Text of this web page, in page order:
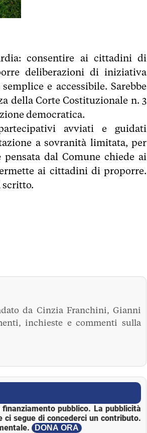
consentire ai cittadini di
deliberazioni di iniziativa
e accessibile. Sarebbe
della Corte Costituzionale n. 3
democratica.
avviati e guidati
a sovranità limitata, per
dal Comune chiede ai
ai cittadini di proporre.
scritto.
da Cinzia Franchini, Gianni
inchieste e commenti sulla
pubblico. La pubblicità
segue di concederci un contributo.
DONA ORA